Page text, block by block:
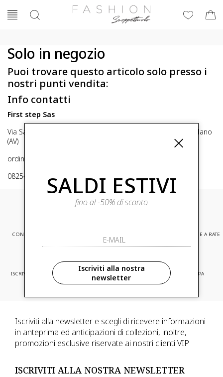
Solo in negozio
Puoi trovare questo articolo solo presso i
nostri punti vendita:
Info contatti
First step Sas
Via San Michele 16, Mirabella Eclano (Av) 83036 Mirabella Eclano
(AV)
ordini@fashionscoppettuolo.it
0825449414
CONSEGNA EXPRESS PAGAMENTI SICURI E A RATE
ISCRIVITI ED ACCEDI A PROMOZIONI
RISERVATE
CONSEGNA IN TUTTA EUROPA
Iscriviti alla newsletter e scegli di ricevere informazioni
in anteprima ed anticipazioni di collezioni, inoltre,
promozioni esclusive riservate ai nostri clienti VIP
ISCRIVITI ALLA NOSTRA NEWSLETTER
SALDI ESTIVI
fino al -50% di sconto
Iscriviti alla nostra
newsletter